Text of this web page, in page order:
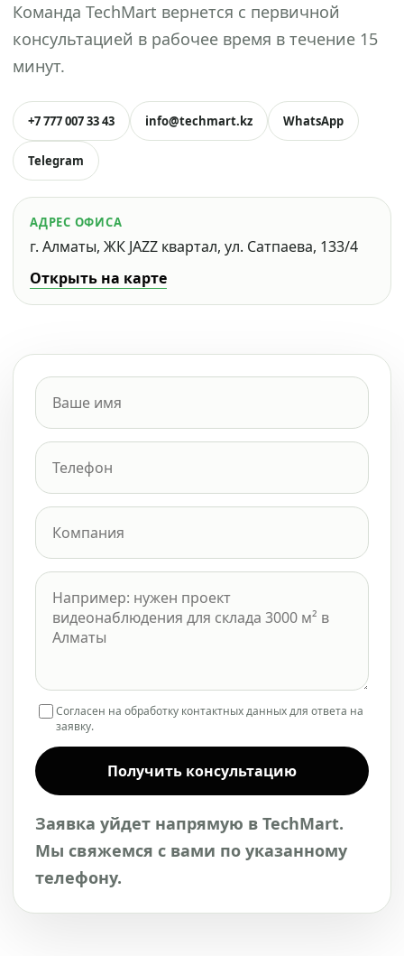
Команда TechMart вернется с первичной
консультацией в рабочее время в течение 15
минут.
+7 777 007 33 43 info@techmart.kz WhatsApp
Telegram
АДРЕС ОФИСА
г. Алматы, ЖК JAZZ квартал, ул. Сатпаева, 133/4
Открыть на карте
Согласен на обработку контактных данных для ответа на
заявку.
Получить консультацию
Заявка уйдет напрямую в TechMart.
Мы свяжемся с вами по указанному
телефону.